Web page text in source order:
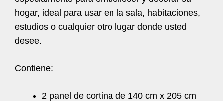
hogar, ideal para usar en la sala, habitaciones,
estudios o cualquier otro lugar donde usted
desee.
Contiene:
2 panel de cortina de 140 cm x 205 cm